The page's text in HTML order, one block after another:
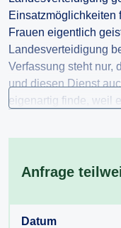
Einsatzmöglichkeiten
Frauen eigentlich
Landesverteidigung
Verfassung steht nur,
und diesen Dienst
eigenartig finde, weil
Anfrage
Datum